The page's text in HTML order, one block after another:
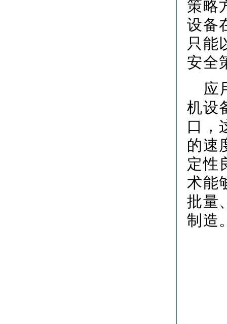
策略
设备
只能
安全
应
机设
口，
的速
定性
术能
批量
制造